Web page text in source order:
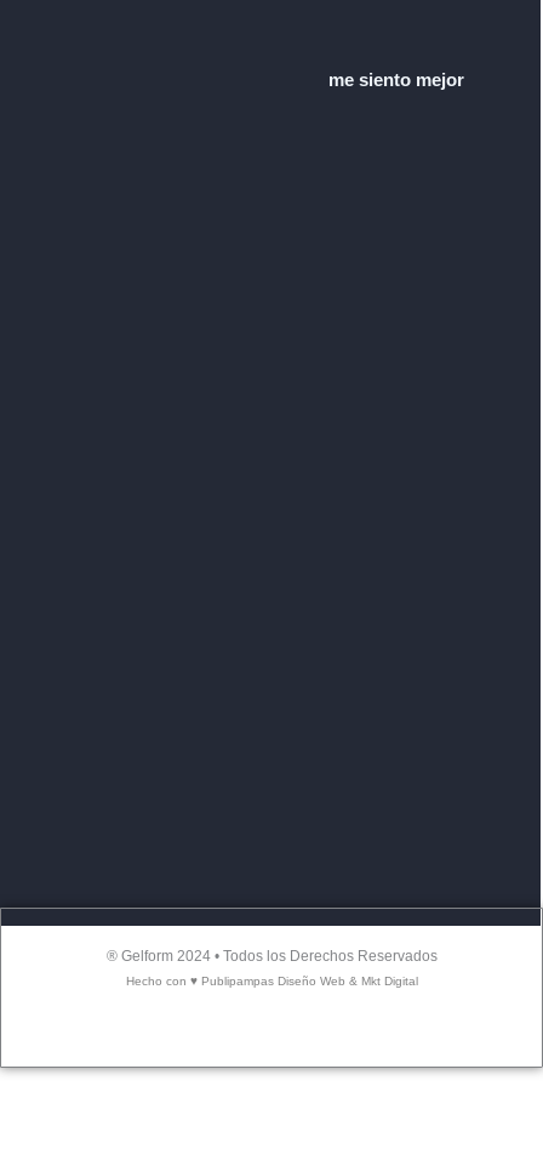
me siento mejor
® Gelform 2024 • Todos los Derechos Reservados
Hecho con ♥ Publipampas Diseño Web & Mkt Digital